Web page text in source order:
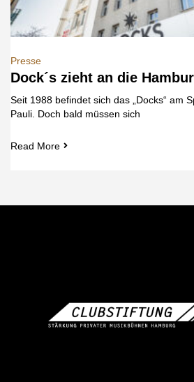
Presse
Dock´s zieht an die
Seit 1988 befindet sich das „Docks“ am
Pauli. Doch bald müssen sich
Read More